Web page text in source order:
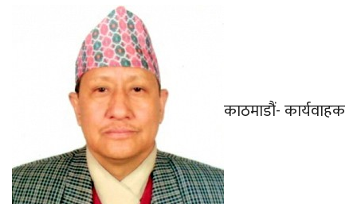
काठमाडौं- कार्यवाहक